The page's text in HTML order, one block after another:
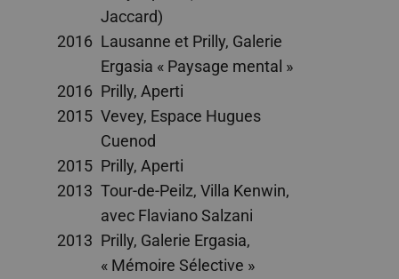
Jaccard)
2016 Lausanne et Prilly, Galerie
Ergasia « Paysage mental »
2016 Prilly, Aperti
2015 Vevey, Espace Hugues
Cuenod
2015 Prilly, Aperti
2013 Tour-de-Peilz, Villa Kenwin,
avec Flaviano Salzani
2013 Prilly, Galerie Ergasia,
« Mémoire Sélective »